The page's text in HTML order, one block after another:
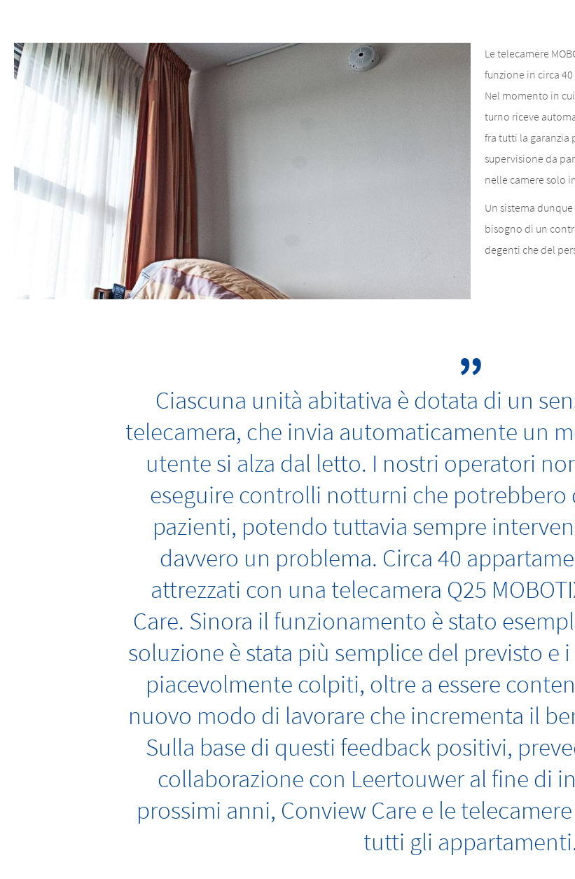
Le telecamere
funzione in circa
Nel momento in
turno riceve
fra tutti la garanzia
supervisione da
nelle camere solo
Un sistema
bisogno di un
degenti che del
Ciascuna unità abitativa è dotata di un
telecamera, che invia automaticamente un
utente si alza dal letto. I nostri operatori
eseguire controlli notturni che potrebbero
pazienti, potendo tuttavia sempre
davvero un problema. Circa 40
attrezzati con una telecamera Q25
Care. Sinora il funzionamento è stato
soluzione è stata più semplice del previsto e
piacevolmente colpiti, oltre a essere
nuovo modo di lavorare che incrementa il
Sulla base di questi feedback positivi,
collaborazione con Leertouwer al fine di
prossimi anni, Conview Care e le
tutti gli